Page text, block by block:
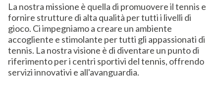
La nostra missione è quella di promuovere il tennis e
fornire strutture di alta qualità per tutti i livelli di
gioco. Ci impegniamo a creare un ambiente
accogliente e stimolante per tutti gli appassionati di
tennis. La nostra visione è di diventare un punto di
riferimento per i centri sportivi del tennis, offrendo
servizi innovativi e all'avanguardia.